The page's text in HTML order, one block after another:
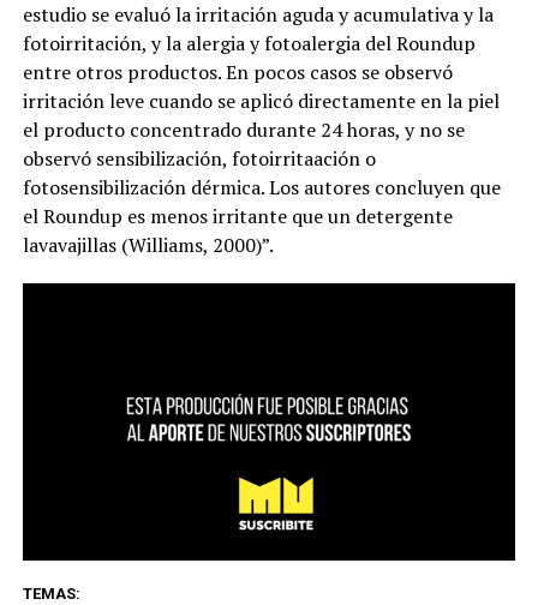
estudio se evaluó la irritación aguda y acumulativa y la
fotoirritación, y la alergia y fotoalergia del Roundup
entre otros productos. En pocos casos se observó
irritación leve cuando se aplicó directamente en la piel
el producto concentrado durante 24 horas, y no se
observó sensibilización, fotoirritaación o
fotosensibilización dérmica. Los autores concluyen que
el Roundup es menos irritante que un detergente
lavavajillas (Williams, 2000)”.
TEMAS: